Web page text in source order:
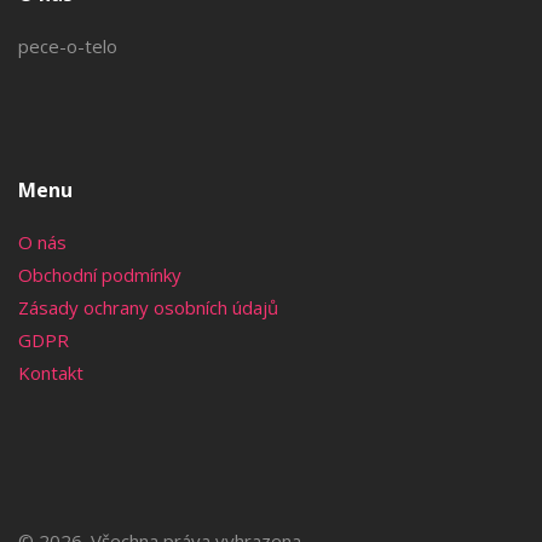
pece-o-telo
Menu
O nás
Obchodní podmínky
Zásady ochrany osobních údajů
GDPR
Kontakt